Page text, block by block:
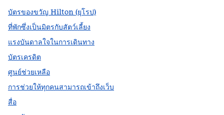
บัตรของขวัญ Hilton (ยุโรป)
ที่พักซึ่งเป็นมิตรกับสัตว์เลี้ยง
แรงบันดาลใจในการเดินทาง
บัตรเครดิต
ศูนย์ช่วยเหลือ
การช่วยให้ทุกคนสามารถเข้าถึงเว็บ
สื่อ